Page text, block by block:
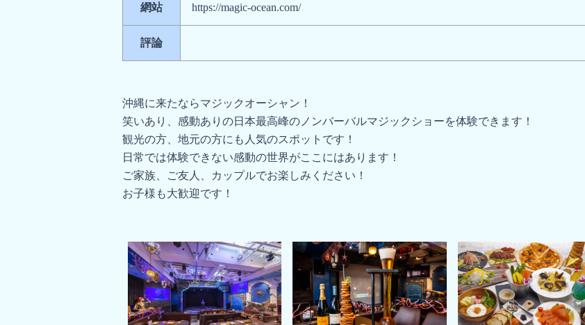
網站 https://magic-ocean.com/
評論
沖縄に来たならマジックオーシャン！
笑いあり、感動ありの日本最高峰のノンバーバルマジックショーを体験できます！
観光の方、地元の方にも人気のスポットです！
日常では体験できない感動の世界がここにはあります！
ご家族、ご友人、カップルでお楽しみください！
お子様も大歓迎です！